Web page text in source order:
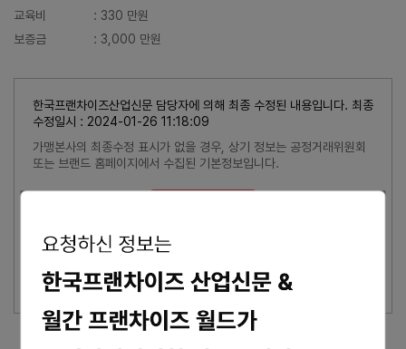
교육비
: 330 만원
보증금
: 3,000 만원
한국프랜차이즈산업신문 담당자에 의해 최종 수정된 내용입니다. 최종
수정일시 : 2024-01-26 11:18:09
가맹본사의 최종수정 표시가 없을 경우, 상기 정보는 공정거래위원회
또는 브랜드 홈페이지에서 수집된 기본정보입니다.
이 브랜드의 담당자이신가요?
브랜드 관리 바로가기 >